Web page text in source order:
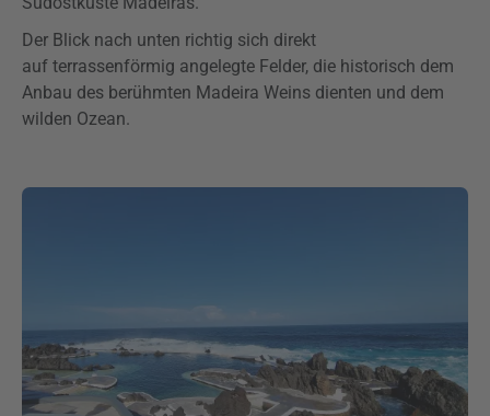
Der Blick nach unten richtig sich direkt
auf terrassenförmig angelegte Felder, die historisch dem
Anbau des berühmten Madeira Weins dienten und dem
wilden Ozean.